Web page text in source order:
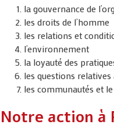
la gouvernance de
les droits de l’homme
les relations et
l’environnement
la loyauté des
les questions
les communautés et
Notre action à